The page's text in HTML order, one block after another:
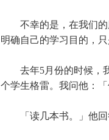
不幸的是，在我们的
明确自己的学习目的，
去年5月份的时候，我
个学生格雷。我问他：「
「读几本书。」他回